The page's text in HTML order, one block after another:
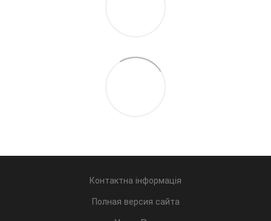
Контактна інформація
Полная версия сайта